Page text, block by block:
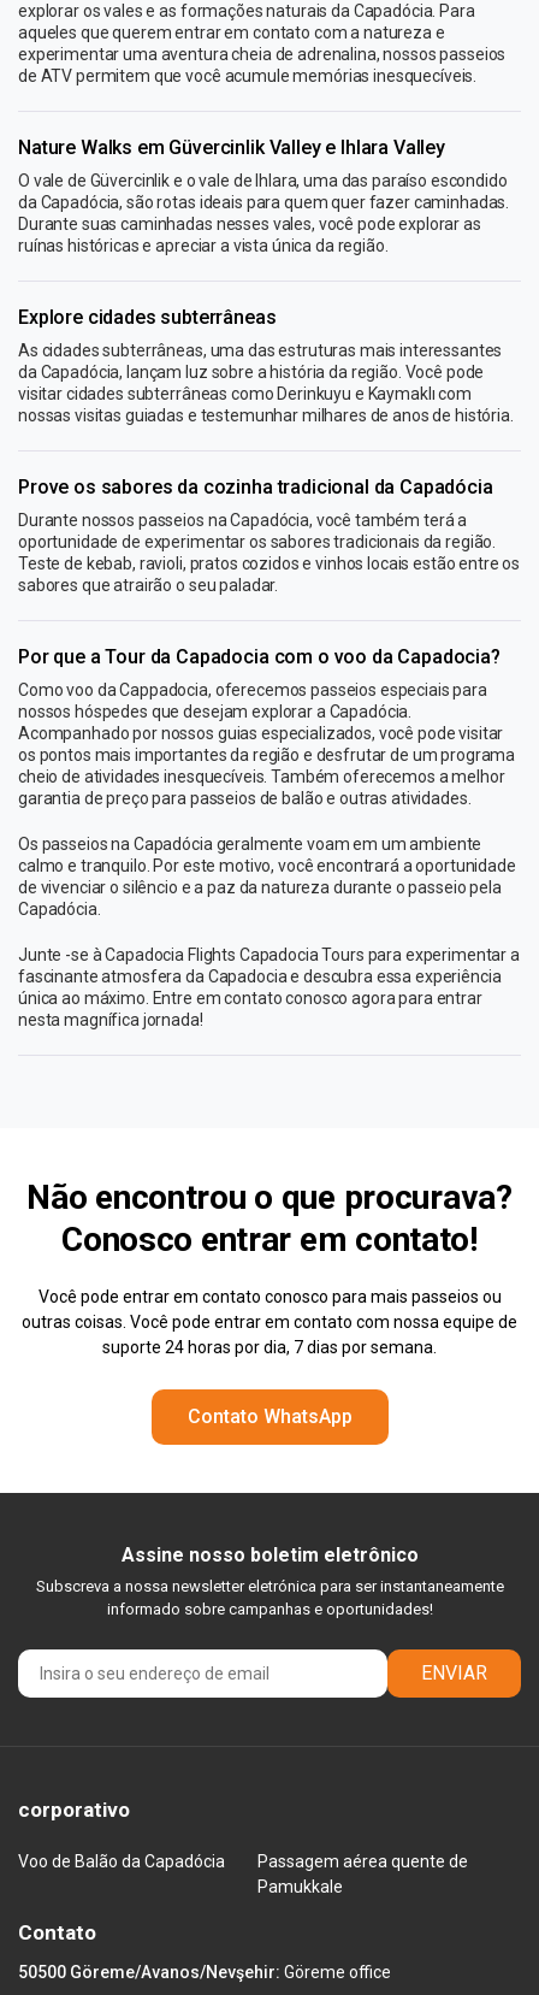
explorar os vales e as formações naturais da Capadócia. Para
aqueles que querem entrar em contato com a natureza e
experimentar uma aventura cheia de adrenalina, nossos passeios
de ATV permitem que você acumule memórias inesquecíveis.
Nature Walks em Güvercinlik Valley e Ihlara Valley
O vale de Güvercinlik e o vale de Ihlara, uma das paraíso escondido
da Capadócia, são rotas ideais para quem quer fazer caminhadas.
Durante suas caminhadas nesses vales, você pode explorar as
ruínas históricas e apreciar a vista única da região.
Explore cidades subterrâneas
As cidades subterrâneas, uma das estruturas mais interessantes
da Capadócia, lançam luz sobre a história da região. Você pode
visitar cidades subterrâneas como Derinkuyu e Kaymaklı com
nossas visitas guiadas e testemunhar milhares de anos de história.
Prove os sabores da cozinha tradicional da Capadócia
Durante nossos passeios na Capadócia, você também terá a
oportunidade de experimentar os sabores tradicionais da região.
Teste de kebab, ravioli, pratos cozidos e vinhos locais estão entre os
sabores que atrairão o seu paladar.
Por que a Tour da Capadocia com o voo da Capadocia?
Como voo da Cappadocia, oferecemos passeios especiais para
nossos hóspedes que desejam explorar a Capadócia.
Acompanhado por nossos guias especializados, você pode visitar
os pontos mais importantes da região e desfrutar de um programa
cheio de atividades inesquecíveis. Também oferecemos a melhor
garantia de preço para passeios de balão e outras atividades.
Os passeios na Capadócia geralmente voam em um ambiente
calmo e tranquilo. Por este motivo, você encontrará a oportunidade
de vivenciar o silêncio e a paz da natureza durante o passeio pela
Capadócia.
Junte -se à Capadocia Flights Capadocia Tours para experimentar a
fascinante atmosfera da Capadocia e descubra essa experiência
única ao máximo. Entre em contato conosco agora para entrar
nesta magnífica jornada!
Não encontrou o que procurava?
Conosco entrar em contato!
Você pode entrar em contato conosco para mais passeios ou
outras coisas. Você pode entrar em contato com nossa equipe de
suporte 24 horas por dia, 7 dias por semana.
Contato WhatsApp
Assine nosso boletim eletrônico
Subscreva a nossa newsletter eletrónica para ser instantaneamente
informado sobre campanhas e oportunidades!
ENVIAR
corporativo
Voo de Balão da Capadócia
Passagem aérea quente de
Pamukkale
Contato
50500 Göreme/Avanos/Nevşehir: Göreme office